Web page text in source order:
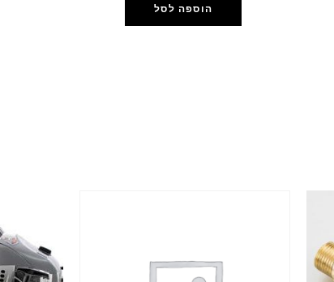
הוספה לסל